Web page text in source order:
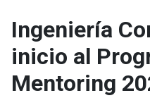
Ingeniería
inicio al
Mentoring